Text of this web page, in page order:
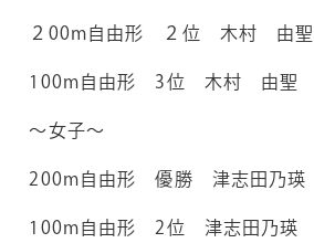
２00m自由形 ２位 木村 由聖
100m自由形 3位 木村 由聖
～女子～
200m自由形 優勝 津志田乃瑛
100m自由形 2位 津志田乃瑛